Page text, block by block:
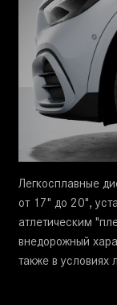
Легкосплавные
от 17" до 20",
атлетическим
внедорожный
также в условиях